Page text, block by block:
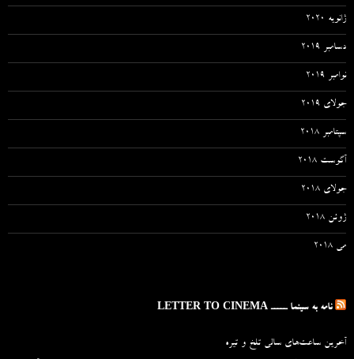
ژانویه 2020
دسامبر 2019
نوامبر 2019
جولای 2019
سپتامبر 2018
آگوست 2018
جولای 2018
ژوئن 2018
می 2018
نامه به سینما ـــــ LETTER TO CINEMA
آخرین ساعت‌های سالی تلخ و تیره